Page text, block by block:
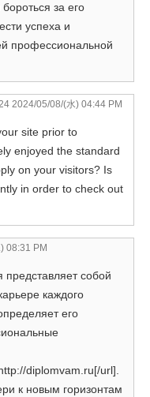
за его
успеха и
профессиональной
2024/05/08/(水) 04:44 PM
site prior to
enjoyed the standard
on your visitors? Is
in order to check out
08:31 PM
собой
каждого
его
diplomvam.ru[/url].
к новым горизонтам